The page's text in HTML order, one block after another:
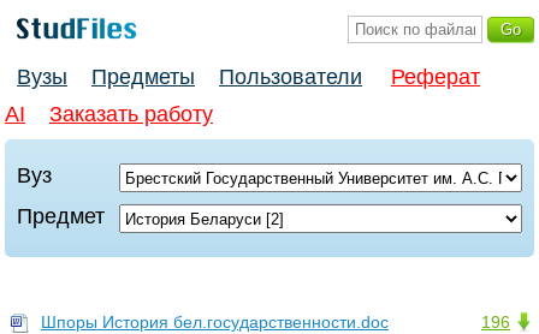
Вузы Предметы Пользователи
Реферат
AI
Заказать работу
Вуз
Предмет
196
Шпоры История бел.государственности.doc